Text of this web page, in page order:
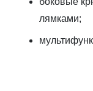
лямками;